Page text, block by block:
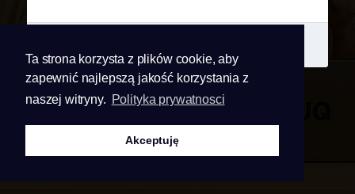
Ta strona korzysta z plików cookie, aby
zapewnić najlepszą jakość korzystania z
naszej witryny. Polityka prywatnosci
Akceptuję